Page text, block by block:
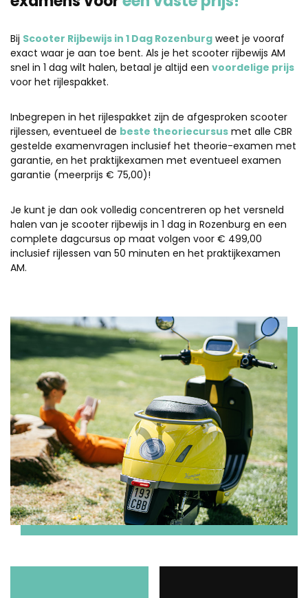
Bij Scooter Rijbewijs in 1 Dag Rozenburg weet je vooraf
exact waar je aan toe bent. Als je het scooter rijbewijs AM
snel in 1 dag wilt halen, betaal je altijd een voordelige prijs
voor het rijlespakket.
Inbegrepen in het rijlespakket zijn de afgesproken scooter
rijlessen, eventueel de beste theoriecursus met alle CBR
gestelde examenvragen inclusief het theorie-examen met
garantie, en het praktijkexamen met eventueel examen
garantie (meerprijs € 75,00)!
Je kunt je dan ook volledig concentreren op het versneld
halen van je scooter rijbewijs in 1 dag in Rozenburg en een
complete dagcursus op maat volgen voor € 499,00
inclusief rijlessen van 50 minuten en het praktijkexamen
AM.